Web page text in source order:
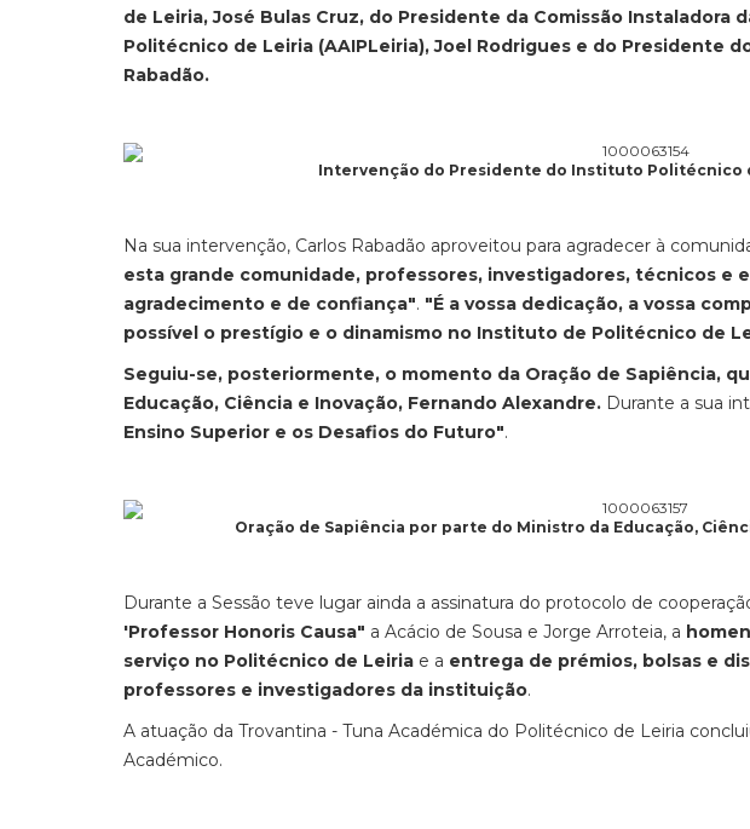
de Leiria, José Bulas Cruz, do Presidente da Comissão Instaladora
Politécnico de Leiria (AAIPLeiria), Joel Rodrigues e do Presidente
Rabadão.
Intervenção do Presidente do Instituto Politécnico
Na sua intervenção, Carlos Rabadão aproveitou para agradecer à
esta grande comunidade, professores, investigadores, técnicos e
agradecimento e de confiança". "É a vossa dedicação, a vossa
possível o prestígio e o dinamismo no Instituto de Politécnico de
Seguiu-se, posteriormente, o momento da Oração de Sapiência,
Educação, Ciência e Inovação, Fernando Alexandre. Durante a sua
Ensino Superior e os Desafios do Futuro".
Oração de Sapiência por parte do Ministro da Educação,
Durante a Sessão teve lugar ainda a assinatura do protocolo de
'Professor Honoris Causa" a Acácio de Sousa e Jorge Arroteia, a
serviço no Politécnico de Leiria e a entrega de prémios, bolsas e
professores e investigadores da instituição.
A atuação da Trovantina - Tuna Académica do Politécnico de Leiria
Académico.